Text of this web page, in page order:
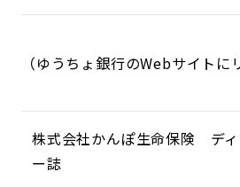
（ゆうちょ銀行のWebサイトに
株式会社かんぽ生命保険 ディ
ー誌